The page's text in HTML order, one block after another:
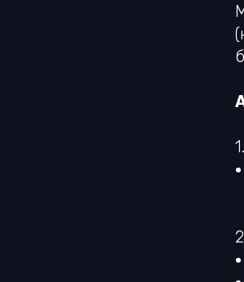
1.